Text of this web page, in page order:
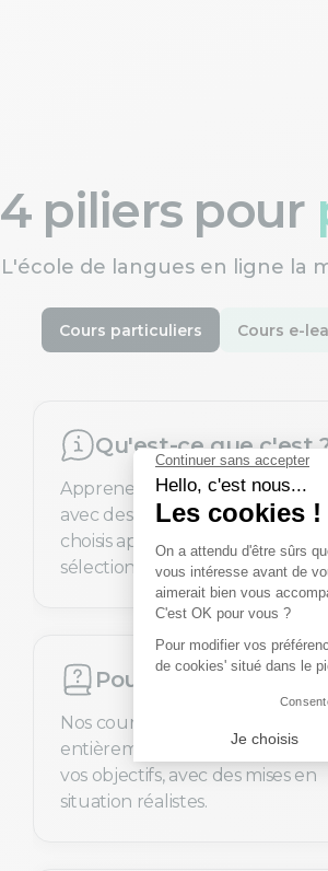
4 piliers pour
L'école de langues en ligne la
Cours particuliers Cours e-
Qu'est-ce que c'est
Apprenez une nouvelle langue
avec des professeurs certifiés,
choisis après un processus de
sélection exigeant.
Pourquoi c’est utile
Nos cours de langues sont
entièrement personnalisés selon
vos objectifs, avec des mises en
situation réalistes.